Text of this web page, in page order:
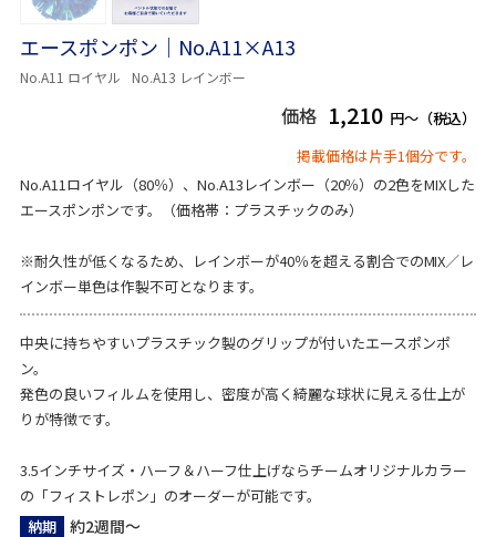
エースポンポン｜No.A11×A13
No.A11 ロイヤル No.A13 レインボー
価格 1,210 円～（税込）
掲載価格は片手1個分です。
No.A11ロイヤル（80％）、No.A13レインボー（20％）の2色をMIXした
エースポンポンです。（価格帯：プラスチックのみ）
※耐久性が低くなるため、レインボーが40％を超える割合でのMIX／レ
インボー単色は作製不可となります。
中央に持ちやすいプラスチック製のグリップが付いたエースポンポ
ン。
発色の良いフィルムを使用し、密度が高く綺麗な球状に見える仕上が
りが特徴です。
3.5インチサイズ・ハーフ＆ハーフ仕上げならチームオリジナルカラー
の「フィストレポン」のオーダーが可能です。
納期
約2週間～